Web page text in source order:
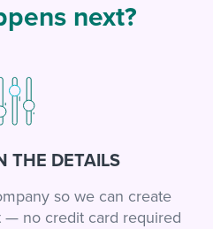
next?
THE DETAILS
so we can create
— no credit card required